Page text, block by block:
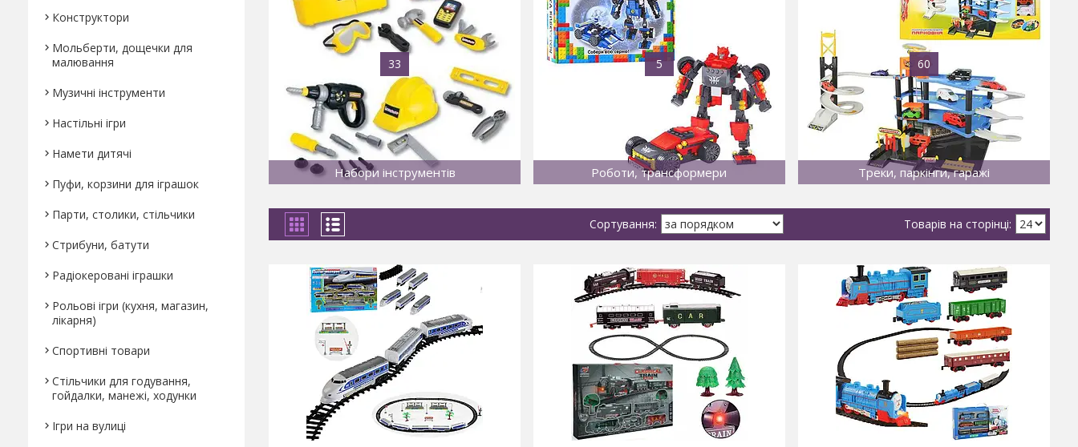
33
Набори інструментів
5
Роботи, трансформери
60
Треки, паркінги, гаражі
Конструктори
Мольберти, дощечки для
малювання
Музичні інструменти
Настільні ігри
Намети дитячі
Пуфи, корзини для іграшок
Парти, столики, стільчики
Стрибуни, батути
Радіокеровані іграшки
Рольові ігри (кухня, магазин,
лікарня)
Спортивні товари
Стільчики для годування,
гойдалки, манежі, ходунки
Ігри на вулиці